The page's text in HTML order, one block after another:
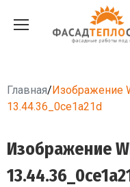
Главная/Изображение
13.44.36_0ce1a21d
Изображение